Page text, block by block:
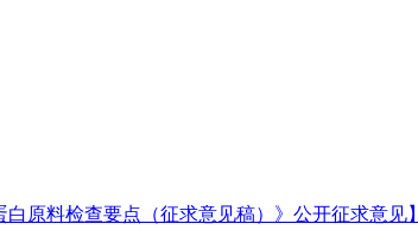
原料检查要点（征求意见稿）》公开征求意见】